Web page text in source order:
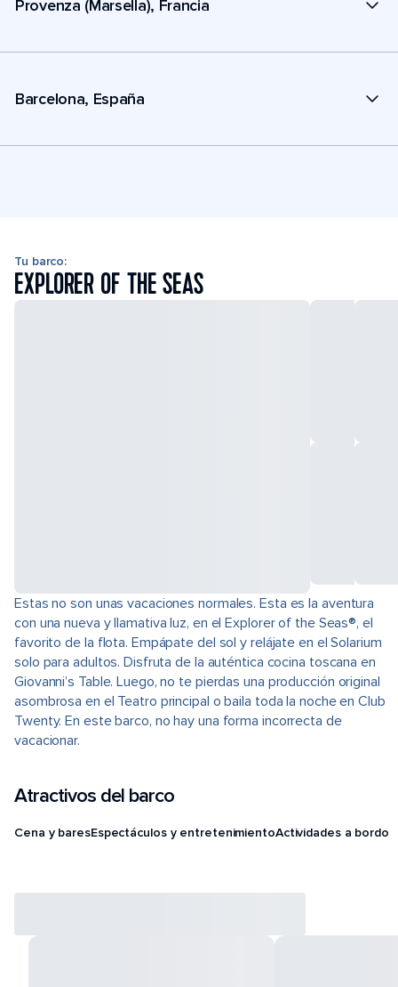
Provenza (Marsella), Francia
Barcelona, España
Tu barco:
EXPLORER OF THE SEAS
Estas no son unas vacaciones normales. Esta es la aventura
con una nueva y llamativa luz, en el Explorer of the Seas®, el
favorito de la flota. Empápate del sol y relájate en el Solarium
solo para adultos. Disfruta de la auténtica cocina toscana en
Giovanni’s Table. Luego, no te pierdas una producción original
asombrosa en el Teatro principal o baila toda la noche en Club
Twenty. En este barco, no hay una forma incorrecta de
vacacionar.
Atractivos del barco
Cena y baresEspectáculos y entretenimientoActividades a bordo